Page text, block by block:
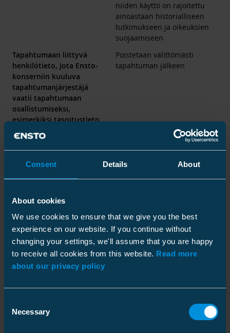
Consent Details About
About cookies
We use cookies to ensure that we give you the best
experience on our website. If you continue without
changing your settings, we'll assume that you are happy
to receive all cookies from this website. Read more
about our privacy policy
Selection
Necessary
niiden käyttö on rajoitettu
ainoastaan historialliseen
tutkimukseen ja oikeuksien
suojaamiseen
Tapahtumaan liittyvä
henkilötieto, jota Ensto-
konserniin kuuluva
tapahtumanjärjestäjä
vaatii tapahtumaan
osallistumiseksi,
esimerkiksi tasoitustieto
golfkilpailuun
osallistumista varten
Poistetaan välittömästi
tapahtuman jälkeen
liittyvät tiedot
tapahtuman jälkeen, jota
varten tiedot on kerätty tai (ii)
mitä varten tietoja on kerätty
Passi tai muu
henkilöllisyystodistus
Säilytetään 6 kuukautta
tiedon hankinnasta
5 Henkilötietojen lähteet
Keräämme henkilötiedot pääosin suoraan
sinulta, mutta tietoja kerätään myös